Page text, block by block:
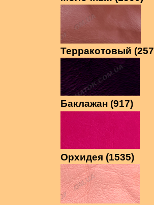
Терракотовый
Баклажан (917)
Орхидея (1535)